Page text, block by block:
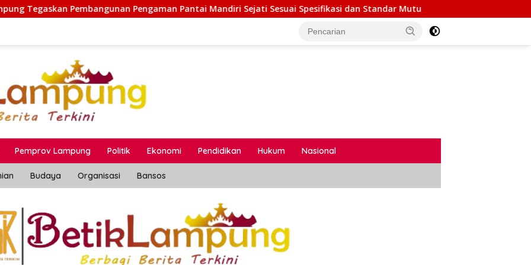
Pengaman Pantai Mandiri Sejati Sesuai Spesifikasi dan Standar Mutu Gelak Tawa dan Semangat Kebersamaan
Pemprov Lampung Politik Ekonomi Pendidikan Hukum Nasional
Budaya Organisasi Bansos